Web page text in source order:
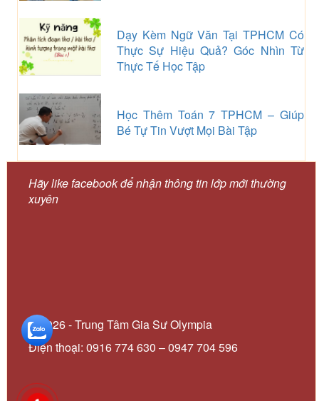
Dạy Kèm Ngữ Văn Tại TPHCM Có
Thực Sự Hiệu Quả? Góc Nhìn Từ
Thực Tế Học Tập
Học Thêm Toán 7 TPHCM – Giúp
Bé Tự Tin Vượt Mọi Bài Tập
Hãy like facebook để nhận thông tin lớp mới thường
xuyên
© 2026 - Trung Tâm Gia Sư Olympia
Điện thoại: 0916 774 630 – 0947 704 596